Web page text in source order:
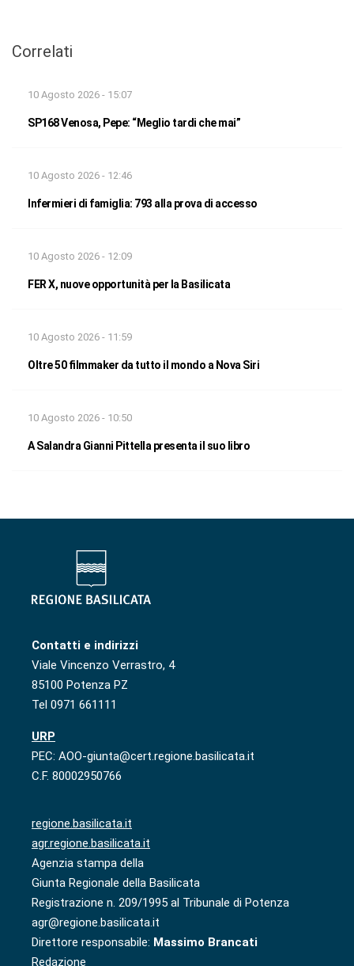
Correlati
10 Agosto 2026 - 15:07
SP168 Venosa, Pepe: “Meglio tardi che mai”
10 Agosto 2026 - 12:46
Infermieri di famiglia: 793 alla prova di accesso
10 Agosto 2026 - 12:09
FER X, nuove opportunità per la Basilicata
10 Agosto 2026 - 11:59
Oltre 50 filmmaker da tutto il mondo a Nova Siri
10 Agosto 2026 - 10:50
A Salandra Gianni Pittella presenta il suo libro
Contatti e indirizzi
Viale Vincenzo Verrastro, 4
85100 Potenza PZ
Tel 0971 661111
URP
PEC: AOO-giunta@cert.regione.basilicata.it
C.F. 80002950766
regione.basilicata.it
agr.regione.basilicata.it
Agenzia stampa della
Giunta Regionale della Basilicata
Registrazione n. 209/1995 al Tribunale di Potenza
agr@regione.basilicata.it
Direttore responsabile: Massimo Brancati
Redazione